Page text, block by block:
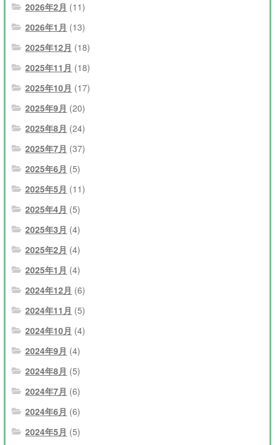
2026年2月 (11)
2026年1月 (13)
2025年12月 (18)
2025年11月 (18)
2025年10月 (17)
2025年9月 (20)
2025年8月 (24)
2025年7月 (37)
2025年6月 (5)
2025年5月 (11)
2025年4月 (5)
2025年3月 (4)
2025年2月 (4)
2025年1月 (4)
2024年12月 (6)
2024年11月 (5)
2024年10月 (4)
2024年9月 (4)
2024年8月 (5)
2024年7月 (6)
2024年6月 (6)
2024年5月 (5)